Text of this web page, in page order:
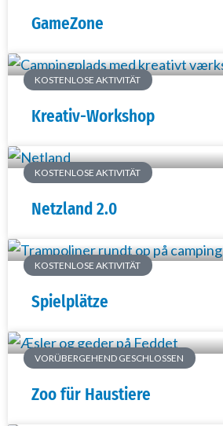
GameZone
KOSTENLOSE AKTIVITÄT
Kreativ-Workshop
KOSTENLOSE AKTIVITÄT
Netzland 2.0
KOSTENLOSE AKTIVITÄT
Spielplätze
VORÜBERGEHEND GESCHLOSSEN
Zoo für Haustiere